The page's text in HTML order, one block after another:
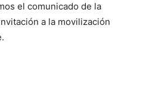
el comunicado de la
a la movilización